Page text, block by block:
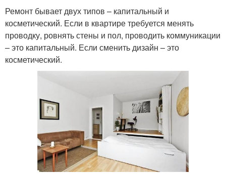
Ремонт бывает двух типов – капитальный и
косметический. Если в квартире требуется менять
проводку, ровнять стены и пол, проводить коммуникации
– это капитальный. Если сменить дизайн – это
косметический.